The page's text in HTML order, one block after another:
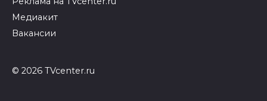
Медиакит
Вакансии
© 2026 TVcenter.ru